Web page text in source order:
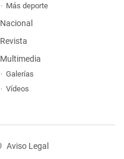
Más deporte
Nacional
Revista
Multimedia
Galerías
Vídeos
Aviso Legal